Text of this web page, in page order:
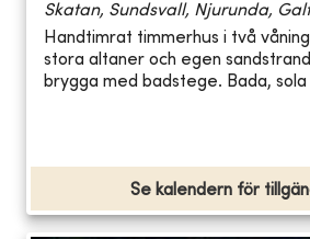
Skatan, Sundsvall, Njurunda,
Handtimrat timmerhus i två
stora altaner och egen
brygga med badstege. Bada,
Se kalendern för